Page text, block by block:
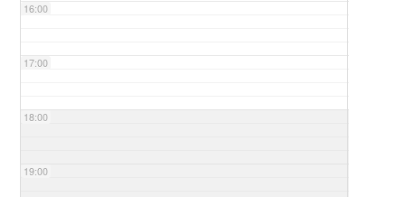
16:00
17:00
18:00
19:00